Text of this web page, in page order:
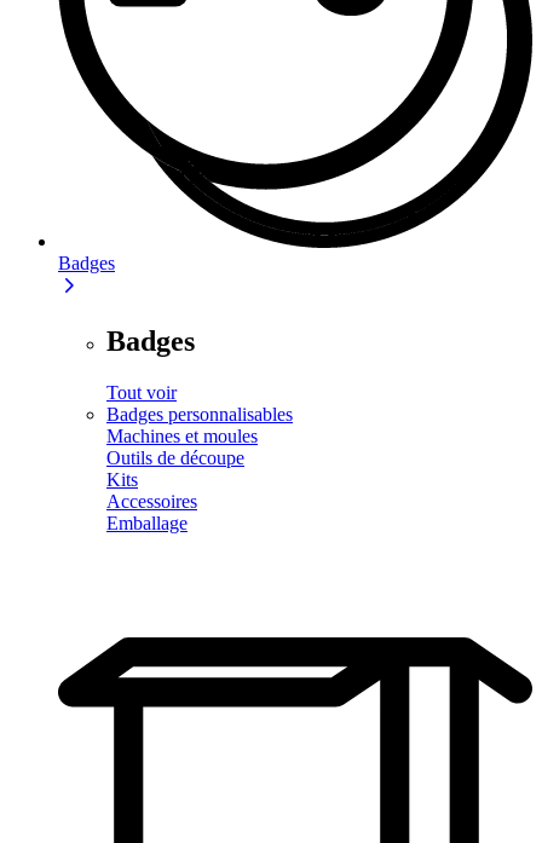
Badges
Badges
Tout voir
Badges personnalisables
Machines et moules
Outils de découpe
Kits
Accessoires
Emballage